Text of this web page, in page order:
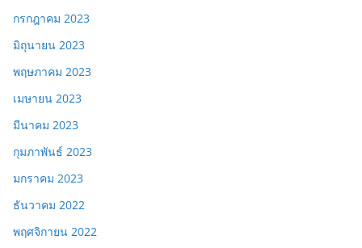
กรกฎาคม 2023
มิถุนายน 2023
พฤษภาคม 2023
เมษายน 2023
มีนาคม 2023
กุมภาพันธ์ 2023
มกราคม 2023
ธันวาคม 2022
พฤศจิกายน 2022